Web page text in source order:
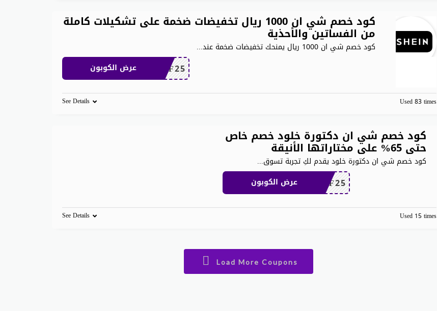
كود خصم شي ان 1000 ريال تخفيضات ضخمة على تشكيلات كاملة
من الفساتين والأحذية
كود خصم شي ان 1000 ريال يمنحك تخفيضات ضخمة عند ...
MEAF25 عرض الكوبون
Used 83 times
See Details
كود خصم شي ان دكتورة خلود خصم خاص
حتى 65% على مختاراتها الأنيقة
كود خصم شي ان دكتورة خلود يقدم لكِ تجربة تسوق...
MEAF25 عرض الكوبون
Used 15 times
See Details
Load More Coupons